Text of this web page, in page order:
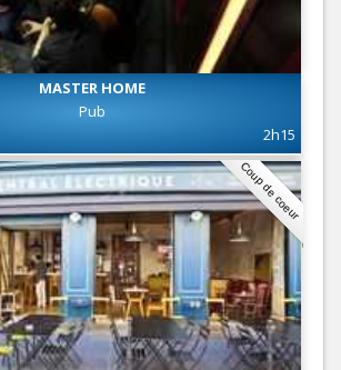
MASTER HOME
Pub
2h15
Coup de coeur